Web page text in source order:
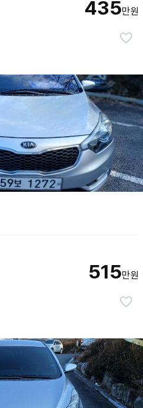
435만원
515만원